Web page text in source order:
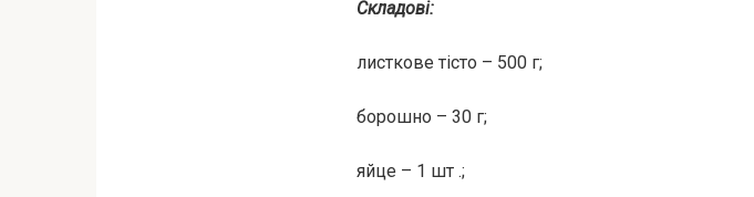
Складові:
листкове тісто – 500 г;
борошно – 30 г;
яйце – 1 шт .;